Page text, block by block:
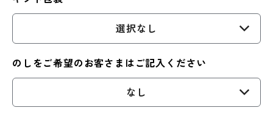
選択なし
のしをご希望のお客さまはご記入ください
なし